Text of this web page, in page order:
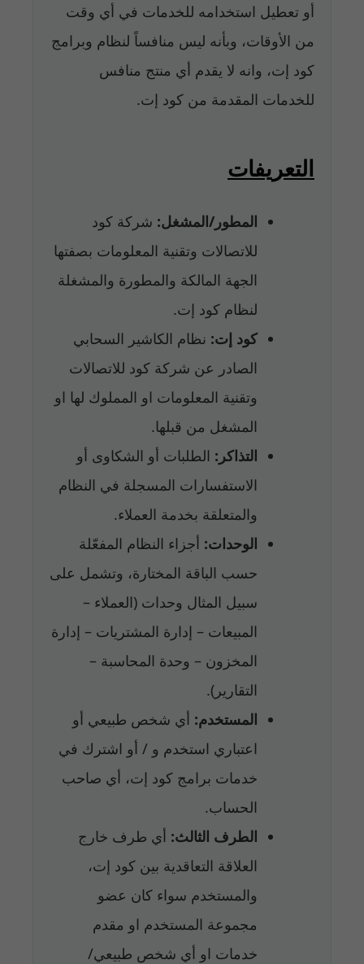
أو تعطيل استخدامه للخدمات في أي وقت
من الأوقات، وبأنه ليس منافساً لنظام وبرامج
كود إت، وانه لا يقدم أي منتج منافس
للخدمات المقدمة من كود إت.
التعريفات
المطور/المشغل: شركة كود
للاتصالات وتقنية المعلومات بصفتها
الجهة المالكة والمطورة والمشغلة
لنظام كود إت.
كود إت: نظام الكاشير السحابي
الصادر عن شركة كود للاتصالات
وتقنية المعلومات او المملوك لها او
المشغل من قبلها.
التذاكر: الطلبات أو الشكاوى أو
الاستفسارات المسجلة في النظام
والمتعلقة بخدمة العملاء.
الوحدات: أجزاء النظام المفعّلة
حسب الباقة المختارة، وتشمل على
سبيل المثال وحدات (العملاء –
المبيعات – إدارة المشتريات – إدارة
المخزون – وحدة المحاسبة –
التقارير).
المستخدم: أي شخص طبيعي أو
اعتباري استخدم و / أو اشترك في
خدمات برامج كود إت، أي صاحب
الحساب.
الطرف الثالث: أي طرف خارج
العلاقة التعاقدية بين كود إت،
والمستخدم سواء كان عضو
مجموعة المستخدم او مقدم
خدمات او أي شخص طبيعي/